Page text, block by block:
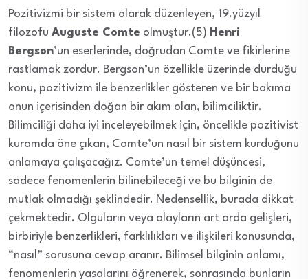
Pozitivizmi bir sistem olarak düzenleyen, 19.yüzyıl
filozofu Auguste Comte olmuştur.(5) Henri
Bergson’un eserlerinde, doğrudan Comte ve fikirlerine
rastlamak zordur. Bergson’un özellikle üzerinde durduğu
konu, pozitivizm ile benzerlikler gösteren ve bir bakıma
onun içerisinden doğan bir akım olan, bilimciliktir.
Bilimciliği daha iyi inceleyebilmek için, öncelikle pozitivist
kuramda öne çıkan, Comte’un nasıl bir sistem kurduğunu
anlamaya çalışacağız. Comte’un temel düşüncesi,
sadece fenomenlerin bilinebileceği ve bu bilginin de
mutlak olmadığı şeklindedir. Nedensellik, burada dikkat
çekmektedir. Olguların veya olayların art arda gelişleri,
birbiriyle benzerlikleri, farklılıkları ve ilişkileri konusunda,
“nasıl” sorusuna cevap aranır. Bilimsel bilginin anlamı,
fenomenlerin yasalarını öğrenerek, sonrasında bunların